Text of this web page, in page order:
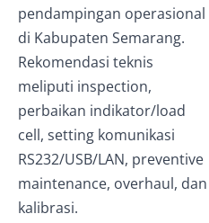
pendampingan operasional
di Kabupaten Semarang.
Rekomendasi teknis
meliputi inspection,
perbaikan indikator/load
cell, setting komunikasi
RS232/USB/LAN, preventive
maintenance, overhaul, dan
kalibrasi.